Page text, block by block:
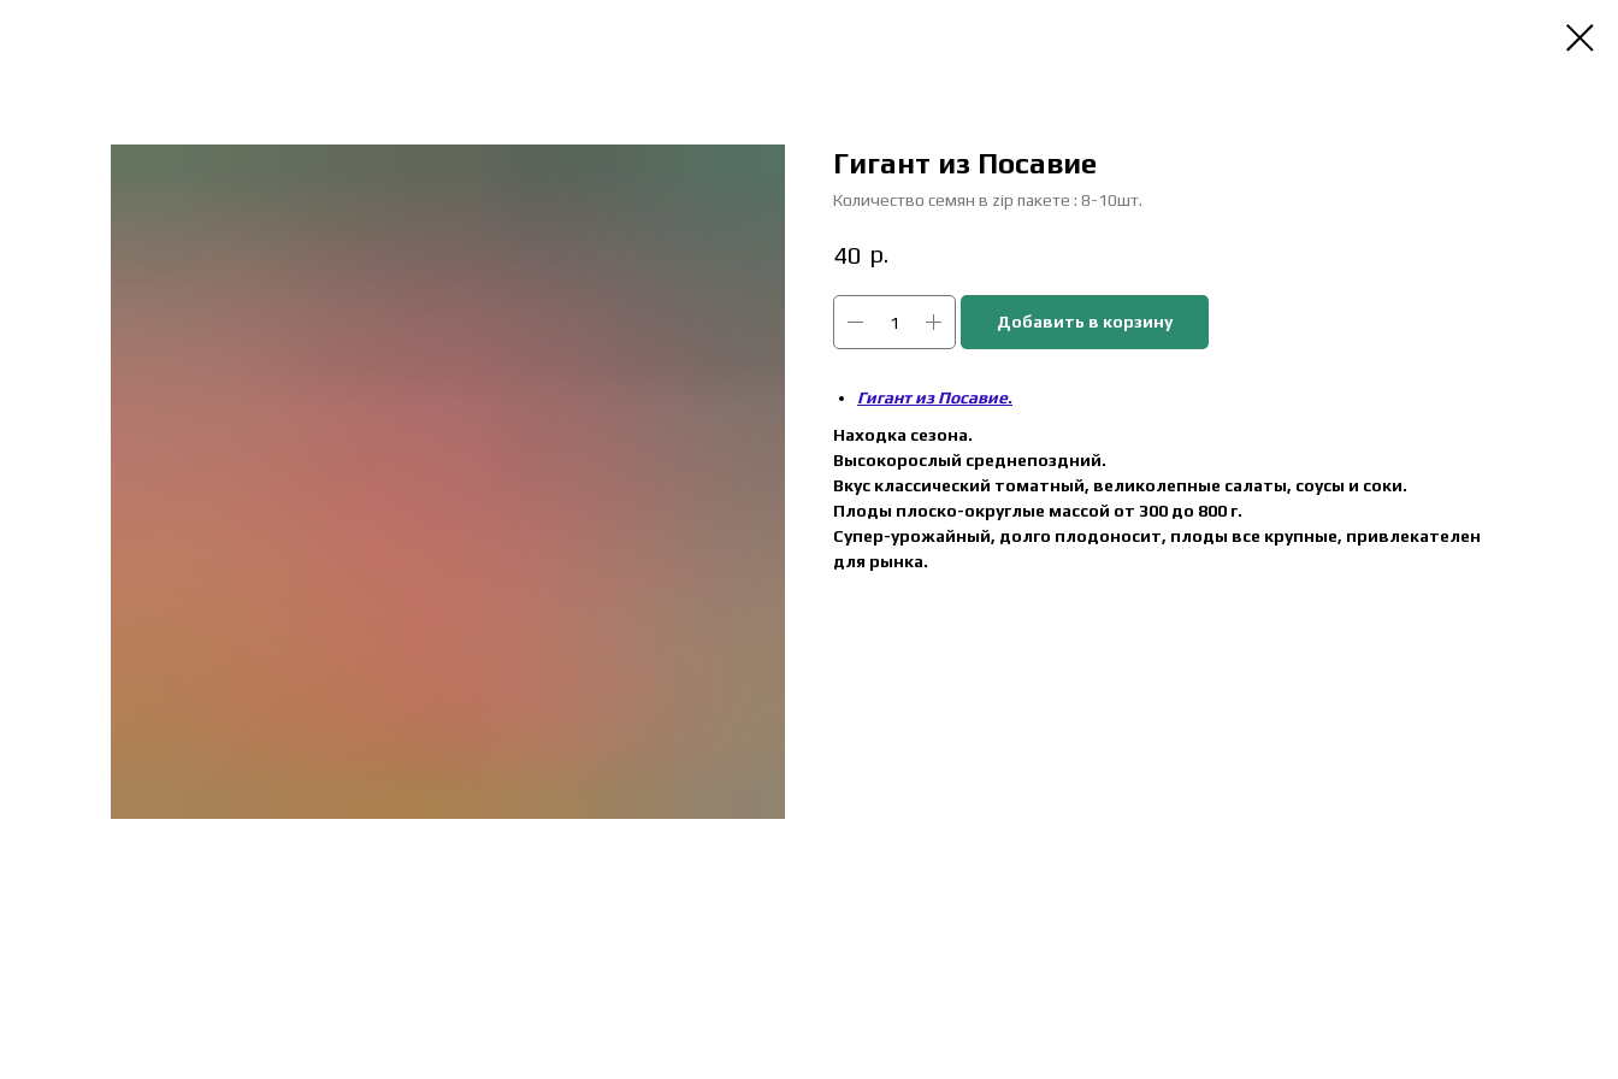
Гигант из Посавие
Количество семян в zip пакете : 8-10шт.
40 р.
Добавить в корзину
Гигант из Посавие.
Находка сезона.
Высокорослый среднепоздний.
Вкус классический томатный, великолепные салаты, соусы и соки.
Плоды плоско-округлые массой от 300 до 800 г.
Супер-урожайный, долго плодоносит, плоды все крупные, привлекателен
для рынка.